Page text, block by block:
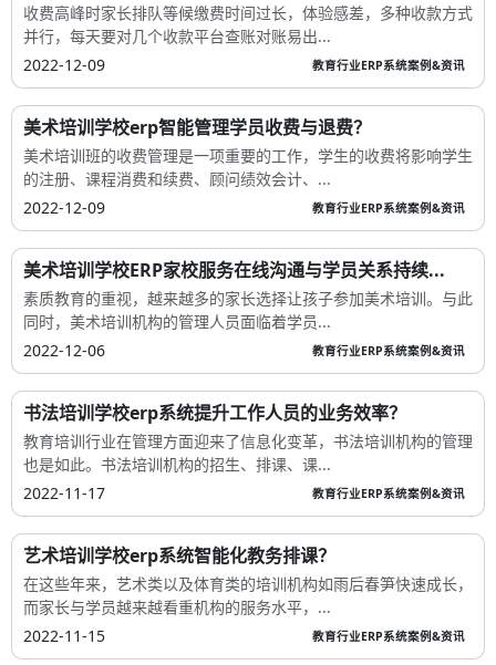
收费高峰时家长排队等候缴费时间过长，体验感差，多种收款方式
并行，每天要对几个收款平台查账对账易出...
2022-12-09
教育行业ERP系统案例&资讯
美术培训学校erp智能管理学员收费与退费？
美术培训班的收费管理是一项重要的工作，学生的收费将影响学生
的注册、课程消费和续费、顾问绩效会计、...
2022-12-09
教育行业ERP系统案例&资讯
美术培训学校ERP家校服务在线沟通与学员关系持续...
素质教育的重视，越来越多的家长选择让孩子参加美术培训。与此
同时，美术培训机构的管理人员面临着学员...
2022-12-06
教育行业ERP系统案例&资讯
书法培训学校erp系统提升工作人员的业务效率？
教育培训行业在管理方面迎来了信息化变革，书法培训机构的管理
也是如此。书法培训机构的招生、排课、课...
2022-11-17
教育行业ERP系统案例&资讯
艺术培训学校erp系统智能化教务排课？
在这些年来，艺术类以及体育类的培训机构如雨后春笋快速成长，
而家长与学员越来越看重机构的服务水平，...
2022-11-15
教育行业ERP系统案例&资讯